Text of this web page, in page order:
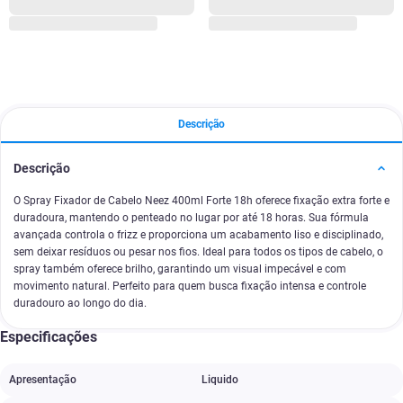
Descrição
Descrição
O Spray Fixador de Cabelo Neez 400ml Forte 18h oferece fixação extra forte e
duradoura, mantendo o penteado no lugar por até 18 horas. Sua fórmula
avançada controla o frizz e proporciona um acabamento liso e disciplinado,
sem deixar resíduos ou pesar nos fios. Ideal para todos os tipos de cabelo, o
spray também oferece brilho, garantindo um visual impecável e com
movimento natural. Perfeito para quem busca fixação intensa e controle
duradouro ao longo do dia.
Especificações
Apresentação Liquido